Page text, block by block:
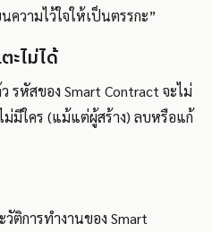
วามไว้ใจให้เป็นตรรกะ”
ะไม่ได้
รหัสของ Smart Contract จะไม่
ม่มีใคร (แม้แต่ผู้สร้าง) ลบหรือแก้
ติการทำงานของ Smart